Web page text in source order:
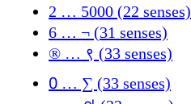
2 … 5000 (22 senses)
6 … ¬ (31 senses)
® … ९ (33 senses)
᠐ … ∑ (33 senses)